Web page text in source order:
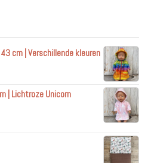
cm | Verschillende kleuren
| Lichtroze Unicorn